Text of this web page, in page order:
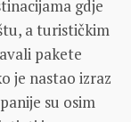
gdje
a turističkim
pakete
je nastao izraz
su osim